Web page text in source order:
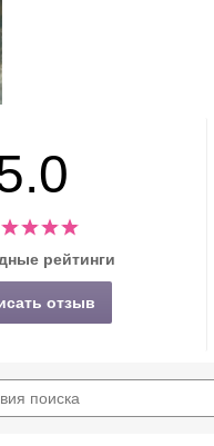
рейтинги
отзыв